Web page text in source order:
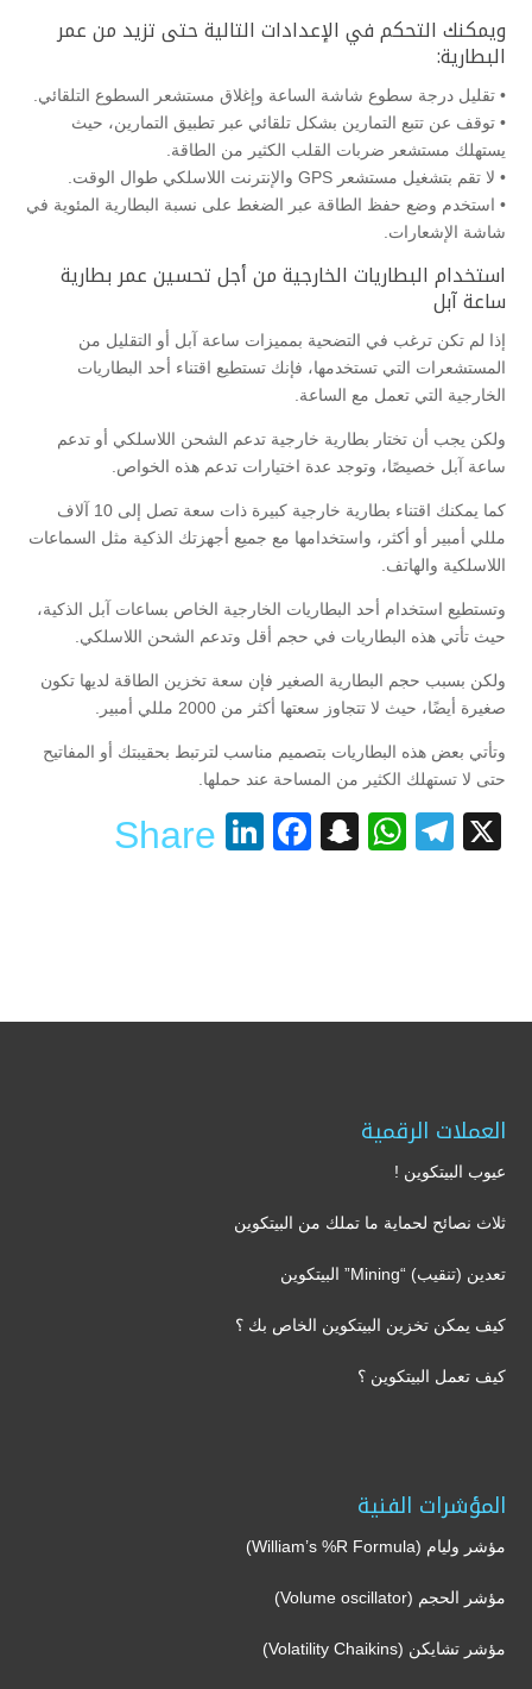
ويمكنك التحكم في الإعدادات التالية حتى تزيد من عمر
البطارية:
• تقليل درجة سطوع شاشة الساعة وإغلاق مستشعر السطوع التلقائي.
• توقف عن تتبع التمارين بشكل تلقائي عبر تطبيق التمارين، حيث
يستهلك مستشعر ضربات القلب الكثير من الطاقة.
• لا تقم بتشغيل مستشعر GPS والإنترنت اللاسلكي طوال الوقت.
• استخدم وضع حفظ الطاقة عبر الضغط على نسبة البطارية المئوية في
شاشة الإشعارات.
استخدام البطاريات الخارجية من أجل تحسين عمر بطارية
ساعة آبل
إذا لم تكن ترغب في التضحية بمميزات ساعة آبل أو التقليل من
المستشعرات التي تستخدمها، فإنك تستطيع اقتناء أحد البطاريات
الخارجية التي تعمل مع الساعة.
ولكن يجب أن تختار بطارية خارجية تدعم الشحن اللاسلكي أو تدعم
ساعة آبل خصيصًا، وتوجد عدة اختيارات تدعم هذه الخواص.
كما يمكنك اقتناء بطارية خارجية كبيرة ذات سعة تصل إلى 10 آلاف
مللي أمبير أو أكثر، واستخدامها مع جميع أجهزتك الذكية مثل السماعات
اللاسلكية والهاتف.
وتستطيع استخدام أحد البطاريات الخارجية الخاص بساعات آبل الذكية،
حيث تأتي هذه البطاريات في حجم أقل وتدعم الشحن اللاسلكي.
ولكن بسبب حجم البطارية الصغير فإن سعة تخزين الطاقة لديها تكون
صغيرة أيضًا، حيث لا تتجاوز سعتها أكثر من 2000 مللي أمبير.
وتأتي بعض هذه البطاريات بتصميم مناسب لترتبط بحقيبتك أو المفاتيح
حتى لا تستهلك الكثير من المساحة عند حملها.
X
Telegram
WhatsApp
Snapchat
Facebook
LinkedIn
Share
العملات الرقمية
عيوب البيتكوين !
ثلاث نصائح لحماية ما تملك من البيتكوين
تعدين (تنقيب) “Mining” البيتكوين
كيف يمكن تخزين البيتكوين الخاص بك ؟
كيف تعمل البيتكوين ؟
المؤشرات الفنية
مؤشر وليام (William’s %R Formula)
مؤشر الحجم (Volume oscillator)
مؤشر تشايكن (Volatility Chaikins)